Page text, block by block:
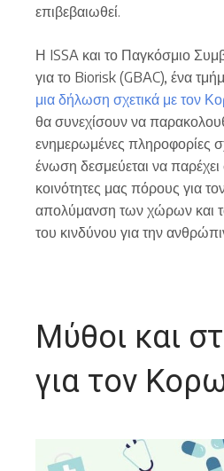
επιβεβαιωθεί.
Η ISSA και το Παγκόσμιο
για το Biorisk (GBAC), ένα
μια δήλωση σχετικά με τον
θα συνεχίσουν να
ενημερωμένες πληροφορίες
ένωση δεσμεύεται να παρέχει
κοινότητες μας πόρους για
απολύμανση των χώρων και
του κινδύνου για την
Μύθοι και
για τον